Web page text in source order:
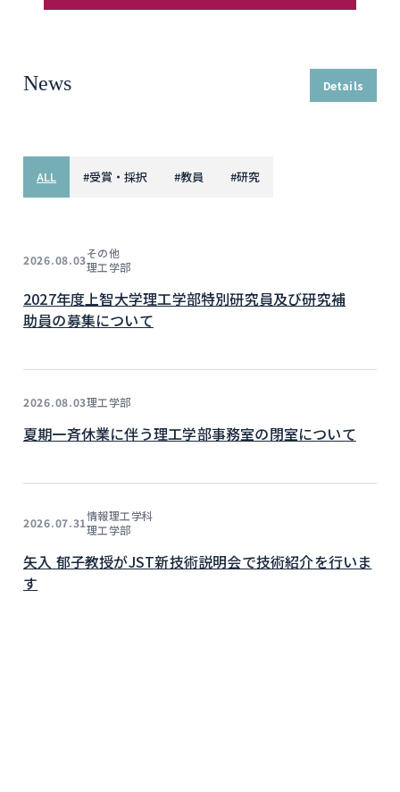
News Details
ALL #受賞・採択 #教員 #研究
2026.08.03その他
理工学部
2027年度上智大学理工学部特別研究員及び研究補
助員の募集について
2026.08.03理工学部
夏期一斉休業に伴う理工学部事務室の閉室について
2026.07.31情報理工学科
理工学部
矢入 郁子教授がJST新技術説明会で技術紹介を行いま
す